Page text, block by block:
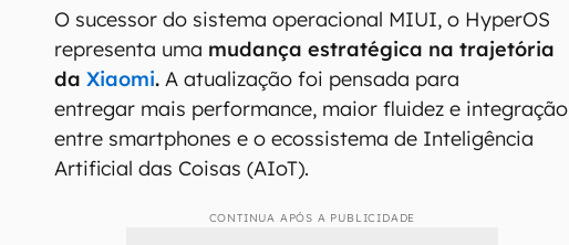
O sucessor do sistema operacional MIUI, o HyperOS
representa uma mudança estratégica na trajetória
daXiaomi. A atualização foi pensada para
entregar mais performance, maior fluidez e integração
entre smartphones e o ecossistema de Inteligência
Artificial das Coisas (AIoT).
CONTINUA APÓS A PUBLICIDADE